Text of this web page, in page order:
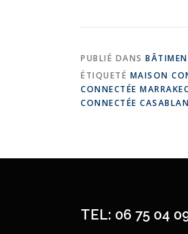
PUBLIÉ DANS
ÉTIQUETÉ MAISON
CONNECTÉE
CONNECTÉE
TEL: 06 75 04